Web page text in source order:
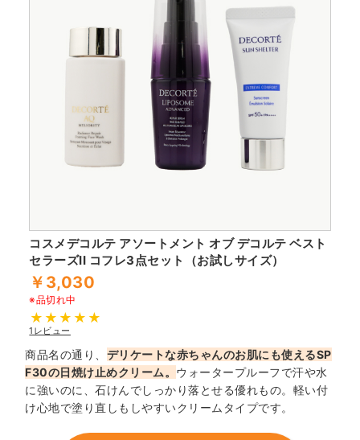
コスメデコルテ アソートメント オブ デコルテ ベスト
セラーズII コフレ3点セット（お試しサイズ）
￥3,030
※品切れ中
1レビュー
商品名の通り、 デリケートな赤ちゃんのお肌にも使えるSP
F30の日焼け止めクリーム。 ウォータープルーフで汗や水
に強いのに、石けんでしっかり落とせる優れもの。軽い付
け心地で塗り直しもしやすいクリームタイプです。